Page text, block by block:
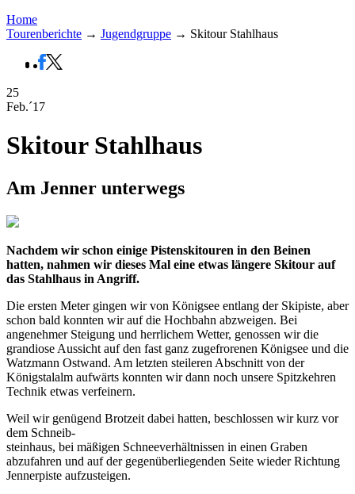
Home
Tourenberichte → Jugendgruppe → Skitour Stahlhaus
25
Feb.´17
Skitour Stahlhaus
Am Jenner unterwegs
Nachdem wir schon einige Pistenskitouren in den Beinen
hatten, nahmen wir dieses Mal eine etwas längere Skitour auf
das Stahlhaus in Angriff.
Die ersten Meter gingen wir von Königsee entlang der Skipiste, aber
schon bald konnten wir auf die Hochbahn abzweigen. Bei
angenehmer Steigung und herrlichem Wetter, genossen wir die
grandiose Aussicht auf den fast ganz zugefrorenen Königsee und die
Watzmann Ostwand. Am letzten steileren Abschnitt von der
Königstalalm aufwärts konnten wir dann noch unsere Spitzkehren
Technik etwas verfeinern.
Weil wir genügend Brotzeit dabei hatten, beschlossen wir kurz vor
dem Schneib-
steinhaus, bei mäßigen Schneeverhältnissen in einen Graben
abzufahren und auf der gegenüberliegenden Seite wieder Richtung
Jennerpiste aufzusteigen.